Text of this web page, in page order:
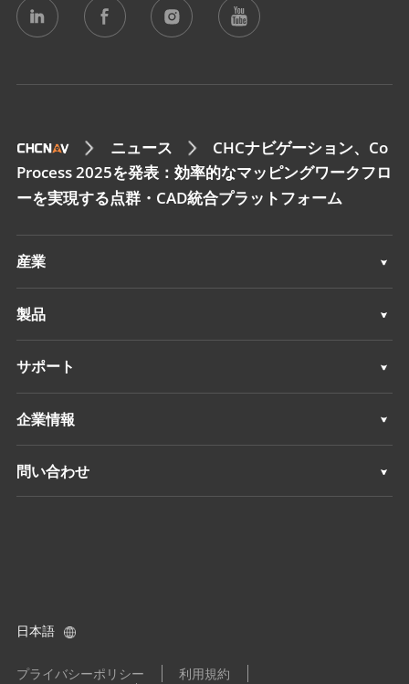
ニュース
CHCナビゲーション、Co
Process 2025を発表：効率的なマッピングワークフロ
ーを実現する点群・CAD統合プラットフォーム
産業
地理空間
ナビゲーション
製品
地理空間
ナビゲーション
サポート
サポート
企業情報
概要
投資家情報
問い合わせ
プライバシーポリシー
利用規約
日本語